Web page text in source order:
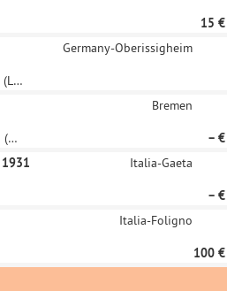
15 €
Germany-Oberissigheim
Hindernislauf, Laufen (Langstrecke)
Bremen
Leichtathletik, Laufen (Langstrecke)
– €
1931
Italia-Gaeta
– €
Italia-Foligno
100 €